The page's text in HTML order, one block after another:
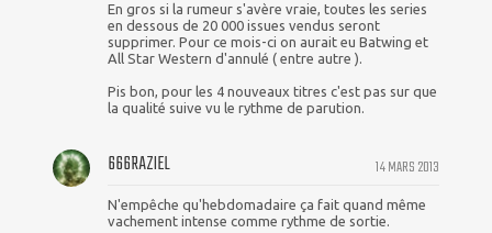
En gros si la rumeur s'avère vraie, toutes les series
en dessous de 20 000 issues vendus seront
supprimer. Pour ce mois-ci on aurait eu Batwing et
All Star Western d'annulé ( entre autre ).
Pis bon, pour les 4 nouveaux titres c'est pas sur que
la qualité suive vu le rythme de parution.
14 MARS 2013
666RAZIEL
N'empêche qu'hebdomadaire ça fait quand même
vachement intense comme rythme de sortie.